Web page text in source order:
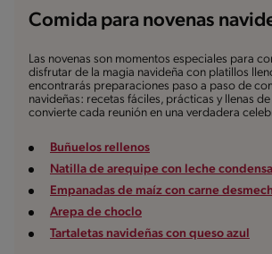
Comida para novenas
Las novenas son momentos especiales para
disfrutar de la magia navideña con platillos
encontrarás preparaciones paso a paso de
navideñas: recetas fáciles, prácticas y llenas
convierte cada reunión en una verdadera
Buñuelos rellenos
Natilla de arequipe con leche
Empanadas de maíz con carne
Arepa de choclo
Tartaletas navideñas con queso azul